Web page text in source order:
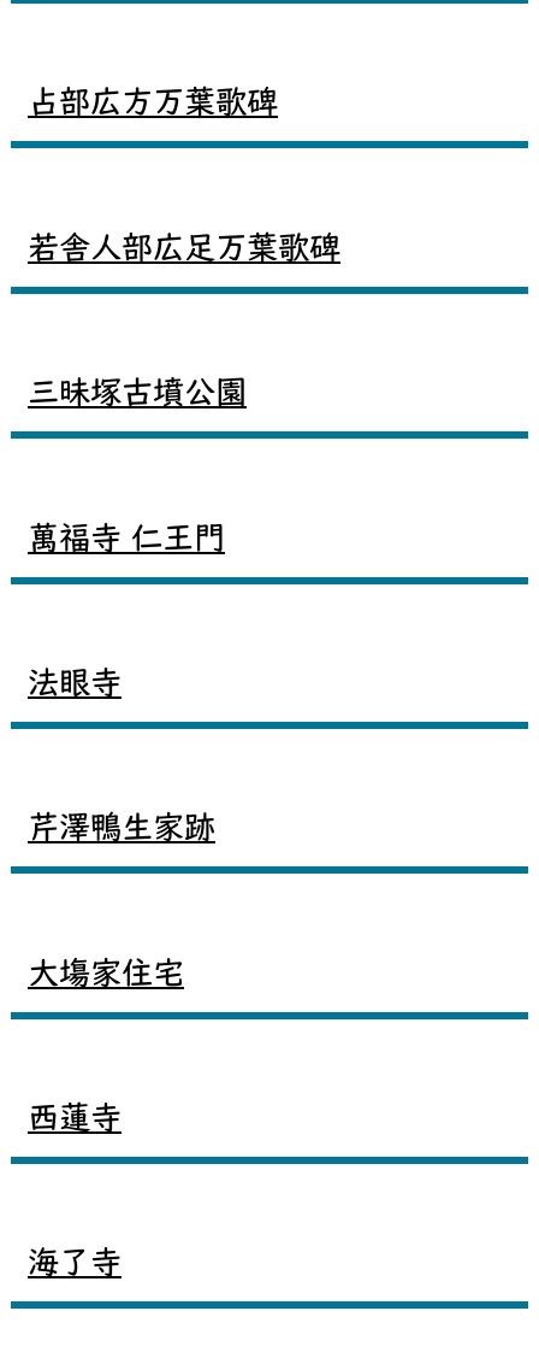
占部広方万葉歌碑
若舎人部広足万葉歌碑
三昧塚古墳公園
萬福寺 仁王門
法眼寺
芹澤鴨生家跡
大塲家住宅
西蓮寺
海了寺